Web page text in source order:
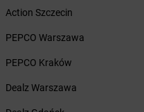
Żabka Biecz
Żabka Biedrusko
Żabka Bielawa
Żabka
Action Szczecin
PEPCO Warszawa
PEPCO Kraków
Dealz Warszawa